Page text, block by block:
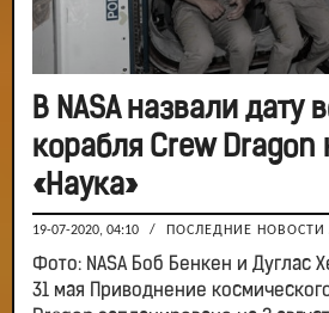
В NASA назвали дату
корабля Crew
«Наука»
19-07-2020, 04:10 / ПОСЛЕДНИЕ НОВОСТИ
Фото: NASA Боб Бенкен и Дуглас
31 мая Приводнение